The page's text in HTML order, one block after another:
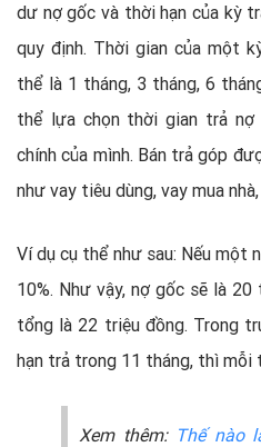
dư nợ gốc và thời hạn của kỳ
quy định. Thời gian của một
thể là 1 tháng, 3 tháng, 6
thể lựa chọn thời gian trả
chính của mình. Bán trả góp
như vay tiêu dùng, vay mua
Ví dụ cụ thể như sau: Nếu một
10%. Như vậy, nợ gốc sẽ là
tổng là 22 triệu đồng. Trong
hạn trả trong 11 tháng, thì mỗi
Xem thêm: Thế nào